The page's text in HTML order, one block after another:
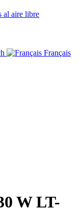
al aire libre
Français
W LT-